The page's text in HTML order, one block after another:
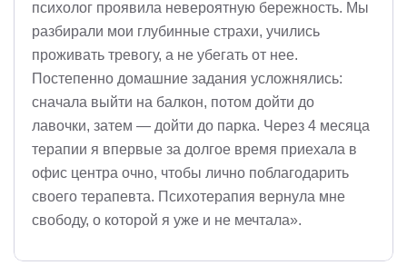
психолог проявила невероятную бережность. Мы
разбирали мои глубинные страхи, учились
проживать тревогу, а не убегать от нее.
Постепенно домашние задания усложнялись:
сначала выйти на балкон, потом дойти до
лавочки, затем — дойти до парка. Через 4 месяца
терапии я впервые за долгое время приехала в
офис центра очно, чтобы лично поблагодарить
своего терапевта. Психотерапия вернула мне
свободу, о которой я уже и не мечтала».